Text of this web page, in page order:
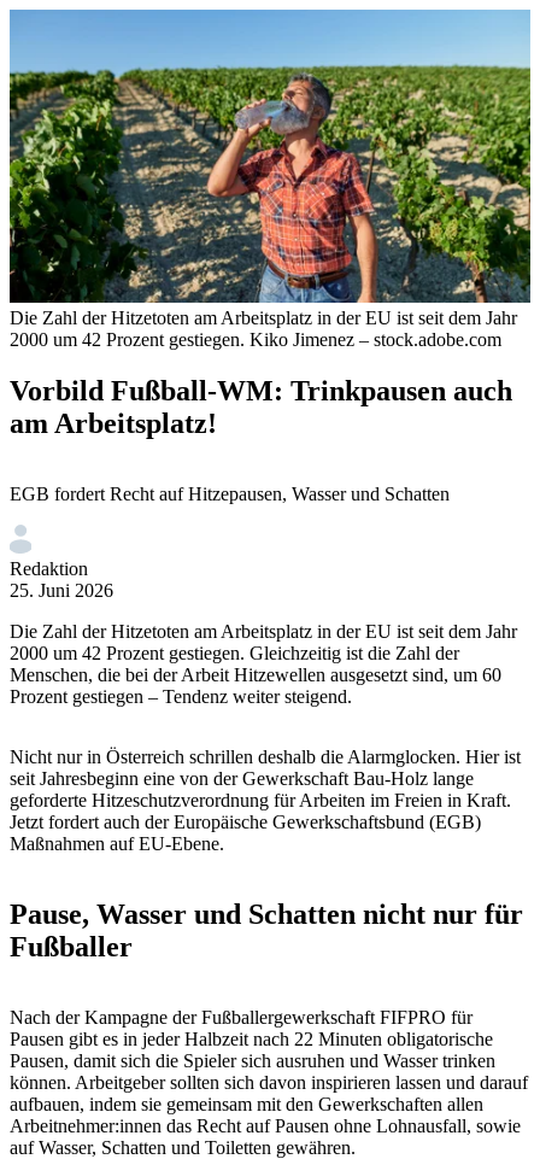
Die Zahl der Hitzetoten am Arbeitsplatz in der EU ist seit dem Jahr
2000 um 42 Prozent gestiegen. Kiko Jimenez – stock.adobe.com
Vorbild Fußball-WM: Trinkpausen auch
am Arbeitsplatz!
EGB fordert Recht auf Hitzepausen, Wasser und Schatten
Redaktion
25. Juni 2026
Die Zahl der Hitzetoten am Arbeitsplatz in der EU ist seit dem Jahr
2000 um 42 Prozent gestiegen. Gleichzeitig ist die Zahl der
Menschen, die bei der Arbeit Hitzewellen ausgesetzt sind, um 60
Prozent gestiegen – Tendenz weiter steigend.
Nicht nur in Österreich schrillen deshalb die Alarmglocken. Hier ist
seit Jahresbeginn eine von der Gewerkschaft Bau-Holz lange
geforderte Hitzeschutzverordnung für Arbeiten im Freien in Kraft.
Jetzt fordert auch der Europäische Gewerkschaftsbund (EGB)
Maßnahmen auf EU-Ebene.
Pause, Wasser und Schatten nicht nur für
Fußballer
Nach der Kampagne der Fußballergewerkschaft FIFPRO für
Pausen gibt es in jeder Halbzeit nach 22 Minuten obligatorische
Pausen, damit sich die Spieler sich ausruhen und Wasser trinken
können. Arbeitgeber sollten sich davon inspirieren lassen und darauf
aufbauen, indem sie gemeinsam mit den Gewerkschaften allen
Arbeitnehmer:innen das Recht auf Pausen ohne Lohnausfall, sowie
auf Wasser, Schatten und Toiletten gewähren.